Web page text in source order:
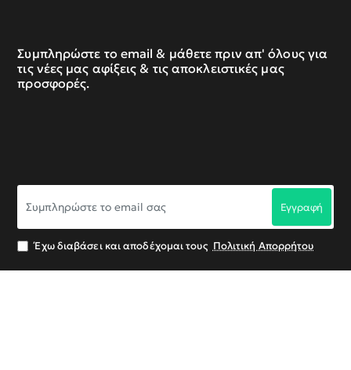
Συμπληρώστε το email & μάθετε πριν απ' όλους για
τις νέες μας αφίξεις & τις αποκλειστικές μας
προσφορές.
το
σας
Εγγραφή
Έχω διαβάσει και αποδέχομαι τους Πολιτική Απορρήτου